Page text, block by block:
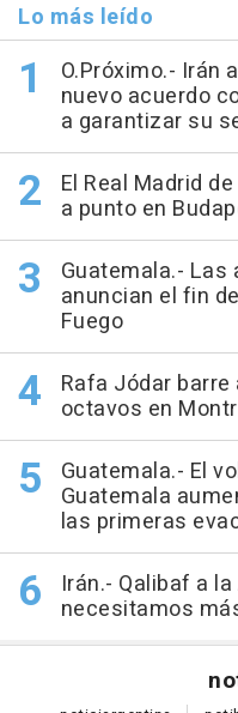
Lo más leído
O.Próximo.- Irán
nuevo acuerdo
a garantizar su
El Real Madrid
a punto en
Guatemala.- Las
anuncian el fin
Fuego
Rafa Jódar
octavos en
Guatemala.- El
Guatemala
las primeras
Irán.- Qalibaf a
necesitamos